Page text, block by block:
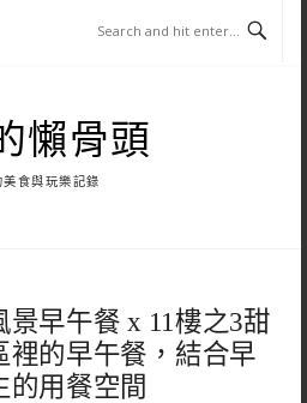
懶骨頭
美食與玩樂記錄
早午餐 x 11樓之3甜
裡的早午餐，結合早
的用餐空間